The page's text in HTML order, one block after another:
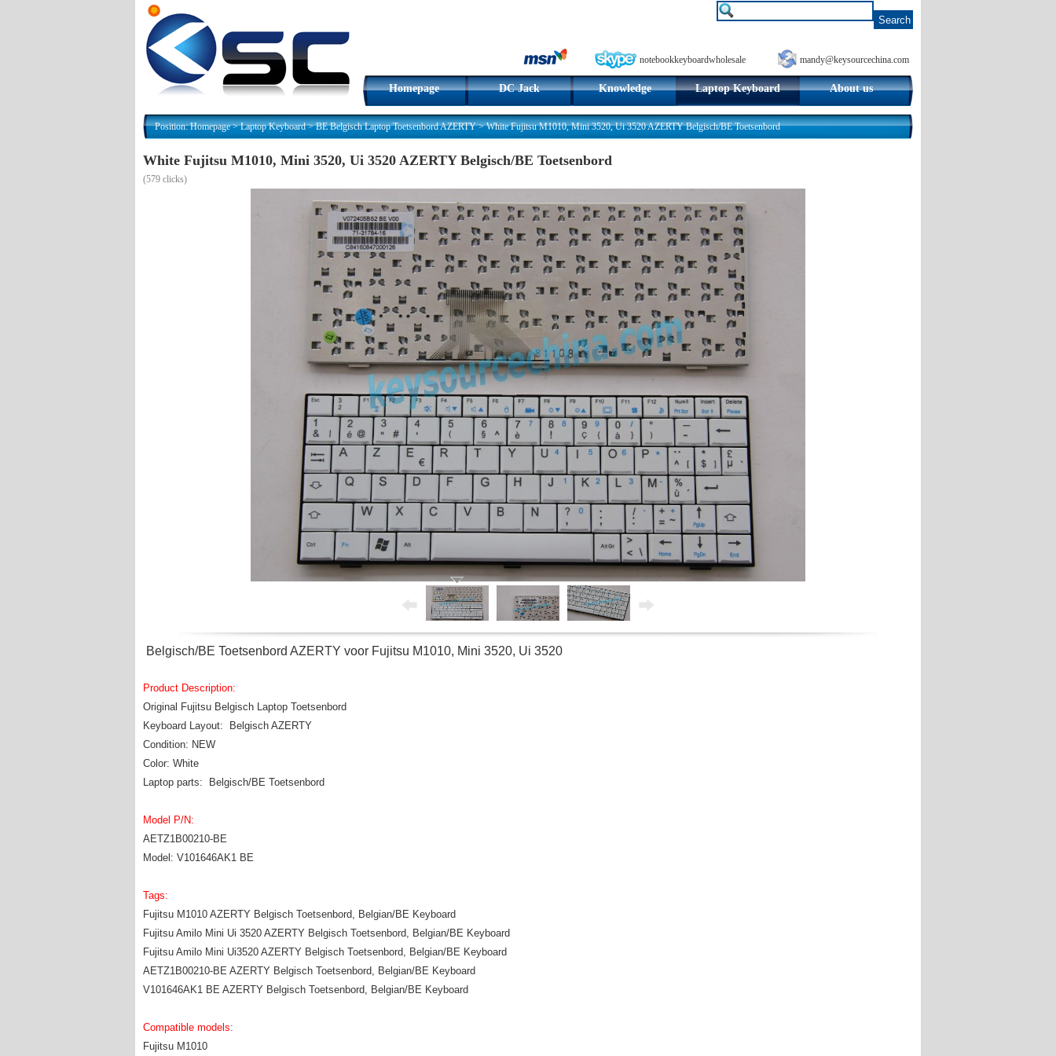
notebookkeyboardwholesale mandy@keysourcechina.com
Homepage DC Jack Knowledge Laptop Keyboard About us
Position:Homepage>Laptop Keyboard>BE Belgisch Laptop Toetsenbord AZERTY>White Fujitsu M1010, Mini 3520, Ui 3520 AZERTY Belgisch/BE Toetsenbord
White Fujitsu M1010, Mini 3520, Ui 3520 AZERTY Belgisch/BE Toetsenbord
(579 clicks)
Belgisch/BE Toetsenbord AZERTY voor Fujitsu M1010, Mini 3520, Ui 3520
Product Description:
Original Fujitsu Belgisch Laptop Toetsenbord
Keyboard Layout: Belgisch AZERTY
Condition: NEW
Color: White
Laptop parts: Belgisch/BE Toetsenbord
Model P/N:
AETZ1B00210-BE
Model: V101646AK1 BE
Tags:
Fujitsu M1010 AZERTY Belgisch Toetsenbord, Belgian/BE Keyboard
Fujitsu Amilo Mini Ui 3520 AZERTY Belgisch Toetsenbord, Belgian/BE Keyboard
Fujitsu Amilo Mini Ui3520 AZERTY Belgisch Toetsenbord, Belgian/BE Keyboard
AETZ1B00210-BE AZERTY Belgisch Toetsenbord, Belgian/BE Keyboard
V101646AK1 BE AZERTY Belgisch Toetsenbord, Belgian/BE Keyboard
Compatible models:
Fujitsu M1010